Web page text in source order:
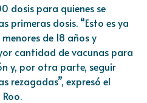
dosis para quienes se
primeras dosis. “Esto es ya
de 18 años y
cantidad de vacunas para
y, por otra parte, seguir
rezagadas”, expresó el